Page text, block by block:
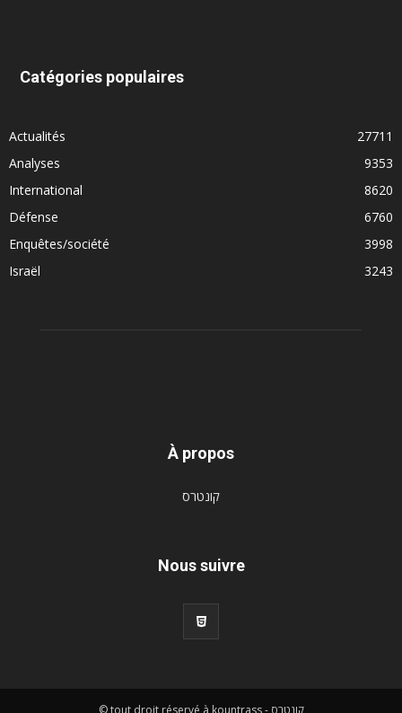
Catégories populaires
Actualités
27711
Analyses
9353
International
8620
Défense
6760
Enquêtes/société
3998
Israël
3243
À propos
קונטרס
Nous suivre
© tout droit réservé à kountrass - קונטרס